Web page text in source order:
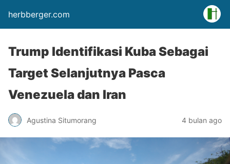
herbberger.com
Trump Identifikasi Kuba Sebagai
Target Selanjutnya Pasca
Venezuela dan Iran
Agustina Situmorang 4 bulan ago